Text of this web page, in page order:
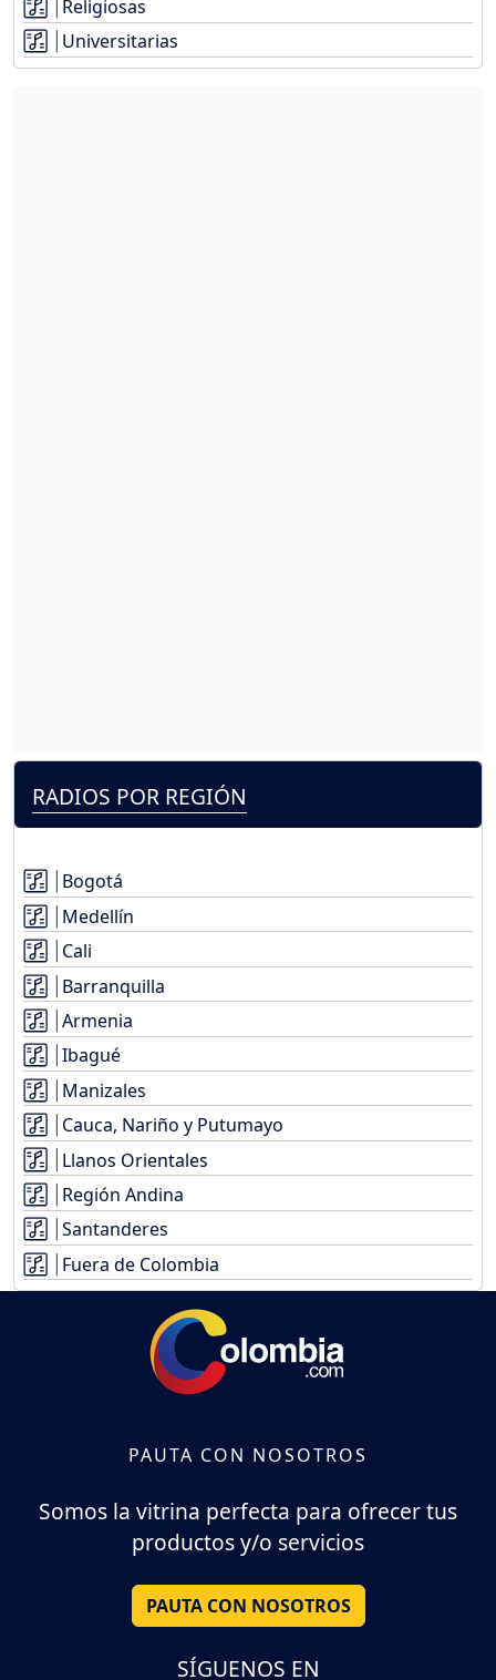
Religiosas
Universitarias
RADIOS POR REGIÓN
Bogotá
Medellín
Cali
Barranquilla
Armenia
Ibagué
Manizales
Cauca, Nariño y Putumayo
Llanos Orientales
Región Andina
Santanderes
Fuera de Colombia
PAUTA CON NOSOTROS
Somos la vitrina perfecta para ofrecer tus
productos y/o servicios
PAUTA CON NOSOTROS
SÍGUENOS EN